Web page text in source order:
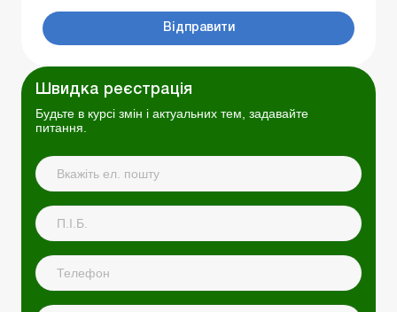
Відправити
Швидка реєстрація
Будьте в курсі змін і актуальних тем, задавайте
питання.